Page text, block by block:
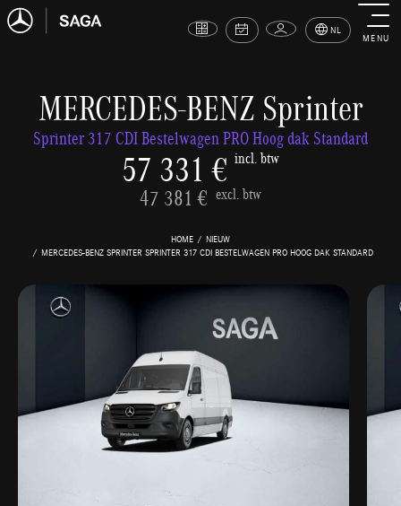
NL
MENU
MERCEDES-BENZ Sprinter
Sprinter 317 CDI Bestelwagen PRO Hoog dak Standard
57 331 € incl. btw
47 381 € excl. btw
HOME
NIEUW
MERCEDES-BENZ SPRINTER SPRINTER 317 CDI BESTELWAGEN PRO HOOG DAK STANDARD